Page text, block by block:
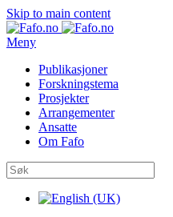
Skip to main content
Meny
Publikasjoner
Forskningstema
Prosjekter
Arrangementer
Ansatte
Om Fafo